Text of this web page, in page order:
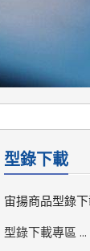
型錄下載
宙揚商品型錄
型錄下載專區 ...